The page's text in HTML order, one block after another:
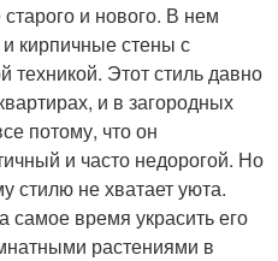
и нового. В нем
кирпичные стены с
техникой. Этот стиль давно
и в загородных
потому, что он
и часто недорогой. Но
стилю не хватает уюта.
самое время украсить его
растениями в